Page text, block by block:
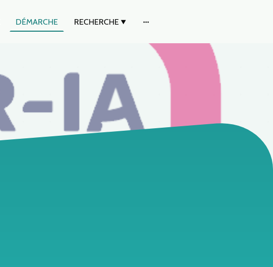
DÉMARCHE RECHERCHE